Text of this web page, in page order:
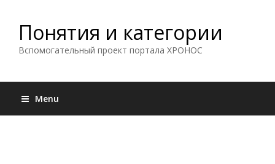
Понятия и категории
Вспомогательный проект портала ХРОНОС
Menu